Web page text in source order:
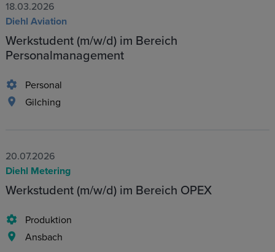
18.03.2026
Diehl Aviation
Werkstudent (m/w/d) im Bereich
Personalmanagement
Personal
Gilching
20.07.2026
Diehl Metering
Werkstudent (m/w/d) im Bereich OPEX
Produktion
Ansbach